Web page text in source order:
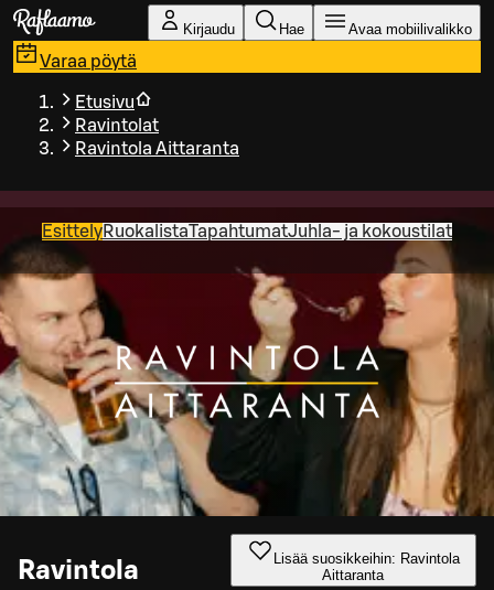
Siirry pääsisältöön
Kirjaudu Hae Avaa mobiilivalikko
Varaa pöytä
Etusivu
Ravintolat
Ravintola Aittaranta
EsittelyRuokalistaTapahtumatJuhla- ja kokoustilat
Ravintola
Lisää suosikkeihin: Ravintola
Aittaranta